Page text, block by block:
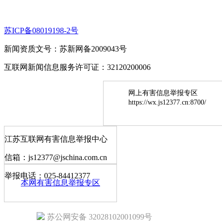
苏ICP备08019198-2号
新闻资质文号：苏新网备2009043号
互联网新闻信息服务许可证：32120200006
网上有害信息举报专区
https://wx.js12377.cn:8700/
江苏互联网有害信息举报中心
信箱：js12377@jschina.com.cn
举报电话：025-84412377
本网有害信息举报专区
苏公网安备 32028102001099号